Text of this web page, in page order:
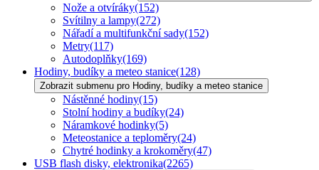
Nože a otvíráky(152)
Svítilny a lampy(272)
Nářadí a multifunkční sady(152)
Metry(117)
Autodoplňky(169)
Hodiny, budíky a meteo stanice(128)
Zobrazit submenu pro Hodiny, budíky a meteo stanice
Nástěnné hodiny(15)
Stolní hodiny a budíky(24)
Náramkové hodinky(5)
Meteostanice a teploměry(24)
Chytré hodinky a krokoměry(47)
USB flash disky, elektronika(2265)